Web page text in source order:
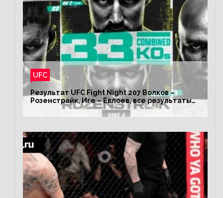
UFC
Результат UFC Fight Night 207 Волков –
Розенстрайк, Иге – Евлоев, все результаты
турнира ЮФС ФН 207